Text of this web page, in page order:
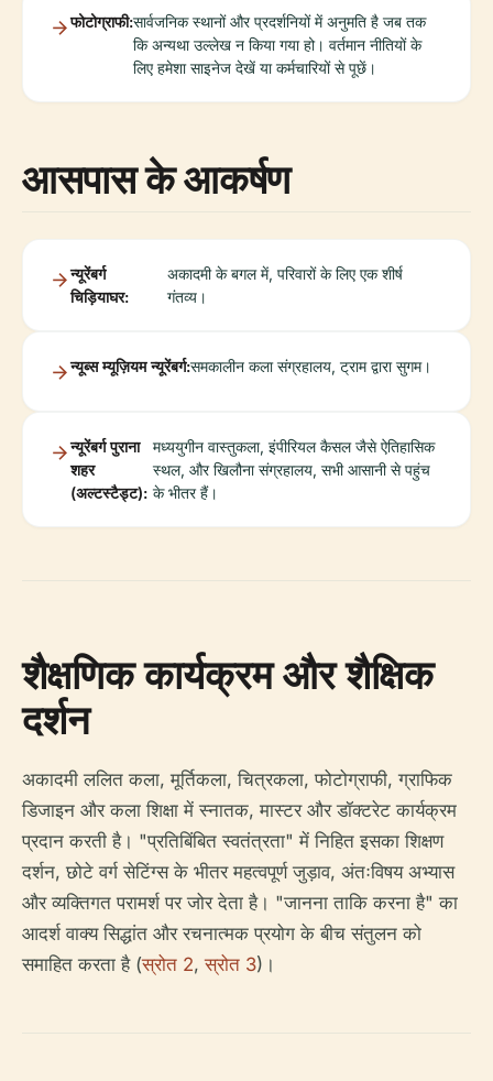
फोटोग्राफी:सार्वजनिक स्थानों और प्रदर्शनियों में अनुमति है जब तक
कि अन्यथा उल्लेख न किया गया हो। वर्तमान नीतियों के
लिए हमेशा साइनेज देखें या कर्मचारियों से पूछें।
आसपास के आकर्षण
न्यूरेंबर्ग
चिड़ियाघर:
अकादमी के बगल में, परिवारों के लिए एक शीर्ष
गंतव्य।
न्यूब्स म्यूज़ियम न्यूरेंबर्ग:समकालीन कला संग्रहालय, ट्राम द्वारा सुगम।
न्यूरेंबर्ग पुराना
शहर
(अल्टस्टैड्ट):
मध्ययुगीन वास्तुकला, इंपीरियल कैसल जैसे ऐतिहासिक
स्थल, और खिलौना संग्रहालय, सभी आसानी से पहुंच
के भीतर हैं।
शैक्षणिक कार्यक्रम और शैक्षिक
दर्शन
अकादमी ललित कला, मूर्तिकला, चित्रकला, फोटोग्राफी, ग्राफिक
डिजाइन और कला शिक्षा में स्नातक, मास्टर और डॉक्टरेट कार्यक्रम
प्रदान करती है। "प्रतिबिंबित स्वतंत्रता" में निहित इसका शिक्षण
दर्शन, छोटे वर्ग सेटिंग्स के भीतर महत्वपूर्ण जुड़ाव, अंतःविषय अभ्यास
और व्यक्तिगत परामर्श पर जोर देता है। "जानना ताकि करना है" का
आदर्श वाक्य सिद्धांत और रचनात्मक प्रयोग के बीच संतुलन को
समाहित करता है (स्रोत 2,स्रोत 3)।